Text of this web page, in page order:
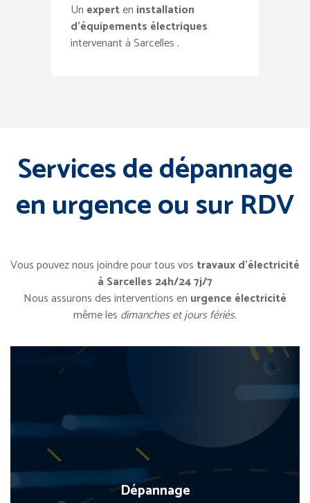
Un experten installation
d’équipements électriques
intervenant à Sarcelles .
Services de dépannage
en urgence ou sur RDV
Vous pouvez nous joindre pour tous vos travaux d’électricité
à Sarcelles 24h/24 7j/7
Nous assurons des interventions en urgence électricité
même les dimanches et jours fériés.
Dépannage